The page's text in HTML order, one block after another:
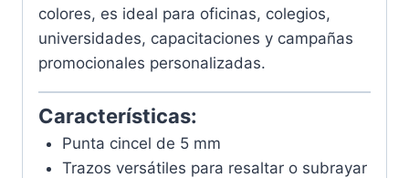
colores, es ideal para oficinas, colegios,
universidades, capacitaciones y campañas
promocionales personalizadas.
Características:
Punta cincel de 5 mm
Trazos versátiles para resaltar o subrayar